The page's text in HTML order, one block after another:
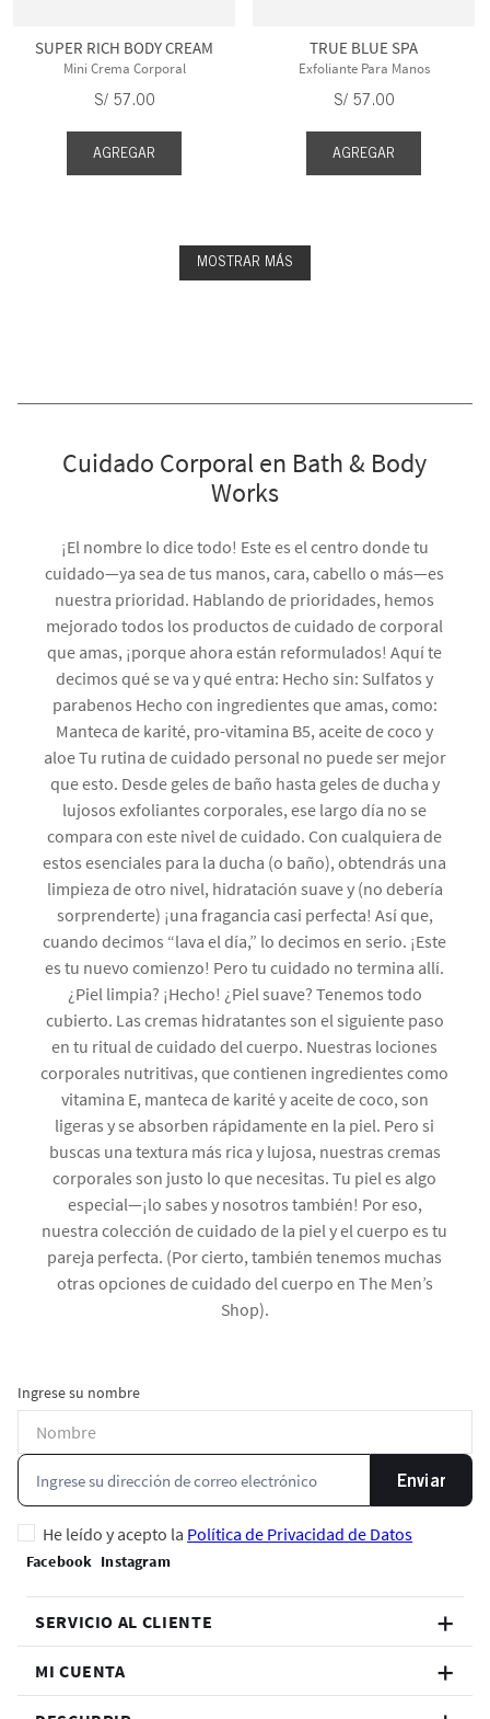
SUPER RICH BODY CREAM
Mini Crema Corporal
S/ 57.00
AGREGAR
TRUE BLUE SPA
Exfoliante Para Manos
S/ 57.00
AGREGAR
MOSTRAR MÁS
Cuidado Corporal en Bath & Body
Works
¡El nombre lo dice todo! Este es el centro donde tu
cuidado—ya sea de tus manos, cara, cabello o más—es
nuestra prioridad. Hablando de prioridades, hemos
mejorado todos los productos de cuidado de corporal
que amas, ¡porque ahora están reformulados! Aquí te
decimos qué se va y qué entra: Hecho sin: Sulfatos y
parabenos Hecho con ingredientes que amas, como:
Manteca de karité, pro-vitamina B5, aceite de coco y
aloe Tu rutina de cuidado personal no puede ser mejor
que esto. Desde geles de baño hasta geles de ducha y
lujosos exfoliantes corporales, ese largo día no se
compara con este nivel de cuidado. Con cualquiera de
estos esenciales para la ducha (o baño), obtendrás una
limpieza de otro nivel, hidratación suave y (no debería
sorprenderte) ¡una fragancia casi perfecta! Así que,
cuando decimos “lava el día,” lo decimos en serio. ¡Este
es tu nuevo comienzo! Pero tu cuidado no termina allí.
¿Piel limpia? ¡Hecho! ¿Piel suave? Tenemos todo
cubierto. Las cremas hidratantes son el siguiente paso
en tu ritual de cuidado del cuerpo. Nuestras lociones
corporales nutritivas, que contienen ingredientes como
vitamina E, manteca de karité y aceite de coco, son
ligeras y se absorben rápidamente en la piel. Pero si
buscas una textura más rica y lujosa, nuestras cremas
corporales son justo lo que necesitas. Tu piel es algo
especial—¡lo sabes y nosotros también! Por eso,
nuestra colección de cuidado de la piel y el cuerpo es tu
pareja perfecta. (Por cierto, también tenemos muchas
otras opciones de cuidado del cuerpo en The Men’s
Shop).
Ingrese su nombre
Enviar
He leído y acepto la Política de Privacidad de Datos
SERVICIO AL CLIENTE
MI CUENTA